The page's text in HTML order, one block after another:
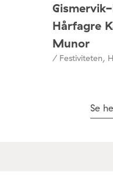
Hårfagre
Munor
/ Festiviteten,
Se